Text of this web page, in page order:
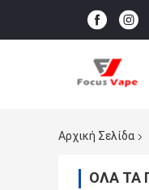
Αρχική Σελίδα
ΌΛΑ ΤΑ